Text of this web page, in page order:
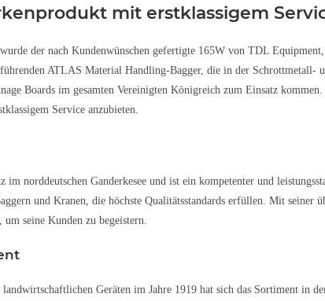
mit erstklassigem
der nach Kundenwünschen gefertigte 165W von TDL
ATLAS Material Handling-Bagger, die in der Schrottmetall-
Boards im gesamten Vereinigten Königreich zum Einsatz
Service anzubieten.
norddeutschen Ganderkesee und ist ein kompetenter und
und Kranen, die höchste Qualitätsstandards erfüllen. Mit seiner
um seine Kunden zu begeistern.
Geräten im Jahre 1919 hat sich das Sortiment in